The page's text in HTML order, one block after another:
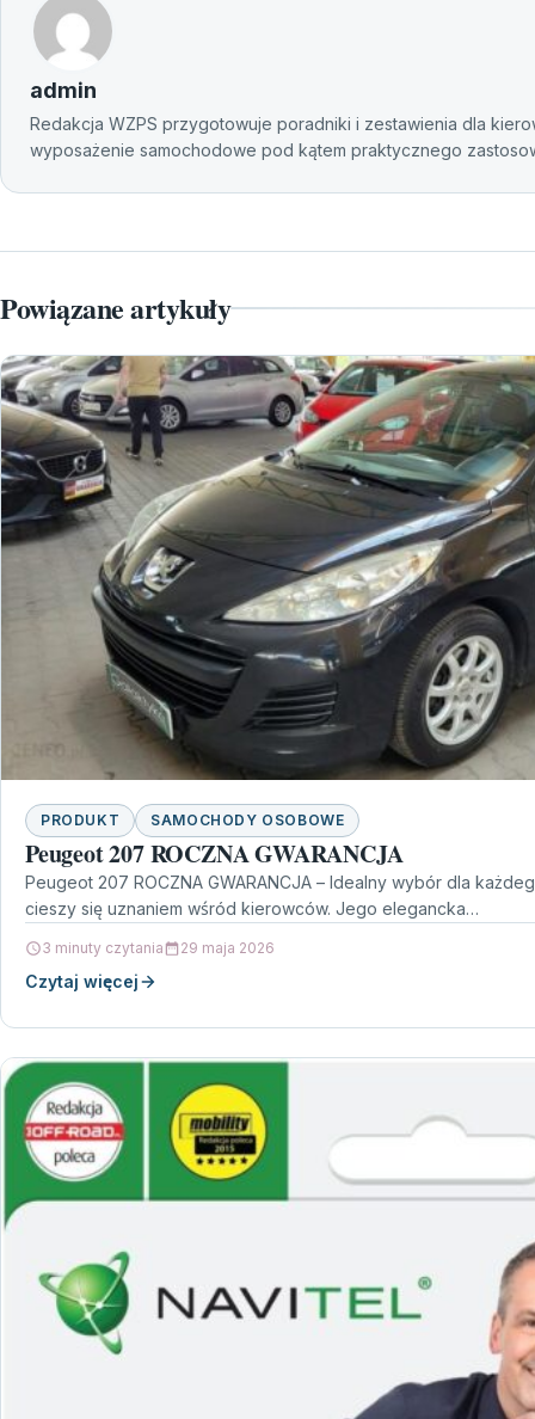
admin
Redakcja WZPS przygotowuje poradniki i zestawienia dla
wyposażenie samochodowe pod kątem praktycznego
Powiązane artykuły
PRODUKT SAMOCHODY OSOBOWE
Peugeot 207 ROCZNA GWARANCJA
Peugeot 207 ROCZNA GWARANCJA – Idealny wybór dla
cieszy się uznaniem wśród kierowców. Jego elegancka…
3 minuty czytania 29 maja 2026
Czytaj więcej